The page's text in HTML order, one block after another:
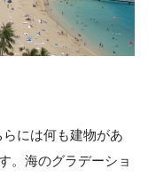
には何も建物があ
。海のグラデーショ